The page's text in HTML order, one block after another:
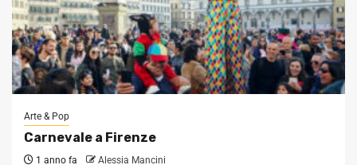
Arte & Pop
Carnevale a Firenze
1 anno fa Alessia Mancini